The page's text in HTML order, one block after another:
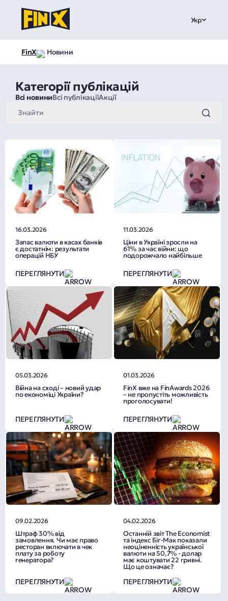
Укр
FinX Новини
Категорії публікацій
Всі новиниВсі публікаціїАкції
16.03.2026
Запас валюти в касах банків
є достатнім: результати
операцій НБУ
ПЕРЕГЛЯНУТИ
11.03.2026
Ціни в Україні зросли на
61% за час війни: що
подорожчало найбільше
ПЕРЕГЛЯНУТИ
05.03.2026
Війна на сході – новий удар
по економіці України?
ПЕРЕГЛЯНУТИ
01.03.2026
FinX вже на FinAwards 2026
– не пропустіть можливість
проголосувати!
ПЕРЕГЛЯНУТИ
09.02.2026
Штраф 30% від
замовлення. Чи має право
ресторан включати в чек
плату за роботу
генератора?
ПЕРЕГЛЯНУТИ
04.02.2026
Останній звіт The Economist
та індекс Біг-Мак показали
неоціненність української
валюти на 50,7% - долар
має коштувати 22 гривні.
Що це означає?
ПЕРЕГЛЯНУТИ